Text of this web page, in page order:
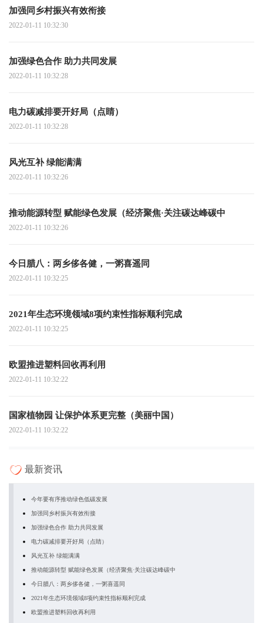
加强同乡村振兴有效衔接
2022-01-11 10:32:30
加强绿色合作 助力共同发展
2022-01-11 10:32:28
电力碳减排要开好局（点睛）
2022-01-11 10:32:28
风光互补 绿能满满
2022-01-11 10:32:26
推动能源转型 赋能绿色发展（经济聚焦·关注碳达峰碳中
2022-01-11 10:32:26
今日腊八：两乡侈各健，一粥喜遥同
2022-01-11 10:32:25
2021年生态环境领域8项约束性指标顺利完成
2022-01-11 10:32:25
欧盟推进塑料回收再利用
2022-01-11 10:32:22
国家植物园 让保护体系更完整（美丽中国）
2022-01-11 10:32:22
最新资讯
今年要有序推动绿色低碳发展
加强同乡村振兴有效衔接
加强绿色合作 助力共同发展
电力碳减排要开好局（点睛）
风光互补 绿能满满
推动能源转型 赋能绿色发展（经济聚焦·关注碳达峰碳中
今日腊八：两乡侈各健，一粥喜遥同
2021年生态环境领域8项约束性指标顺利完成
欧盟推进塑料回收再利用